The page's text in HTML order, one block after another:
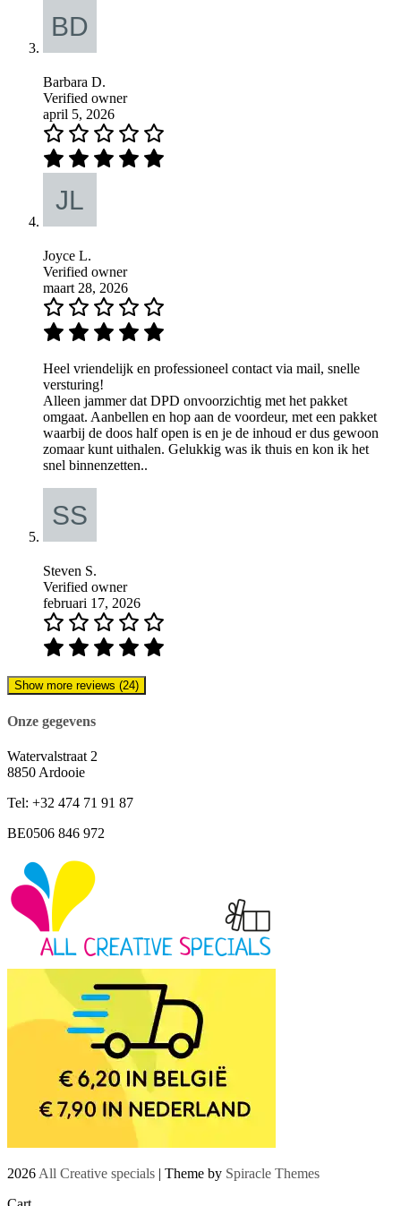
Barbara D.
Verified owner
april 5, 2026
Joyce L.
Verified owner
maart 28, 2026
Heel vriendelijk en professioneel contact via mail, snelle
versturing!
Alleen jammer dat DPD onvoorzichtig met het pakket
omgaat. Aanbellen en hop aan de voordeur, met een pakket
waarbij de doos half open is en je de inhoud er dus gewoon
zomaar kunt uithalen. Gelukkig was ik thuis en kon ik het
snel binnenzetten..
Steven S.
Verified owner
februari 17, 2026
Show more reviews (24)
Onze gegevens
Watervalstraat 2
8850 Ardooie
Tel: +32 474 71 91 87
BE0506 846 972
2026 All Creative specials | Theme by Spiracle Themes